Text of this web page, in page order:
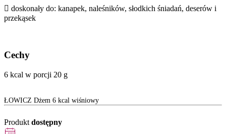
 doskonały do: kanapek, naleśników, słodkich śniadań, deserów i
przekąsek
Cechy
6 kcal w porcji 20 g
ŁOWICZ Dżem 6 kcal wiśniowy
Produkt dostępny